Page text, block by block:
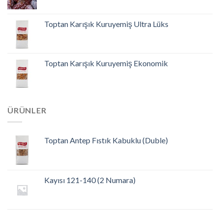
Toptan Karışık Kuruyemiş Ultra Lüks
Toptan Karışık Kuruyemiş Ekonomik
ÜRÜNLER
Toptan Antep Fıstık Kabuklu (Duble)
Kayısı 121-140 (2 Numara)